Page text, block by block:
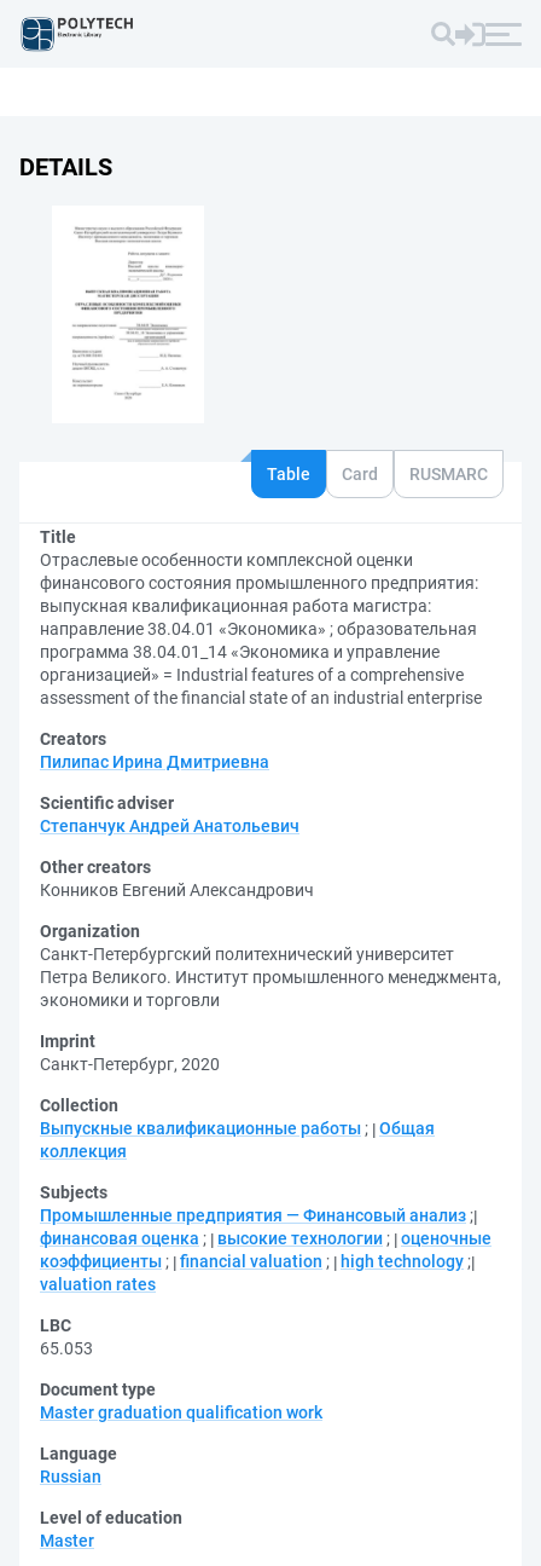
DETAILS
Table Card RUSMARC
Title
Отраслевые особенности комплексной оценки
финансового состояния промышленного предприятия:
выпускная квалификационная работа магистра:
направление 38.04.01 «Экономика» ; образовательная
программа 38.04.01_14 «Экономика и управление
организацией» = Industrial features of a comprehensive
assessment of the financial state of an industrial enterprise
Creators
Пилипас Ирина Дмитриевна
Scientific adviser
Степанчук Андрей Анатольевич
Other creators
Конников Евгений Александрович
Organization
Санкт-Петербургский политехнический университет
Петра Великого. Институт промышленного менеджмента,
экономики и торговли
Imprint
Санкт-Петербург, 2020
Collection
Выпускные квалификационные работы ; Общая
коллекция
Subjects
Промышленные предприятия — Финансовый анализ ;
финансовая оценка ; высокие технологии ; оценочные
коэффициенты ; financial valuation ; high technology ;
valuation rates
LBC
65.053
Document type
Master graduation qualification work
Language
Russian
Level of education
Master